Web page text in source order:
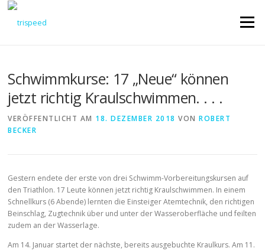
Direkt
Menü
Schwimmkurse: 17 „Neue“ können
jetzt richtig Kraulschwimmen. . . .
VERÖFFENTLICHT AM 18. DEZEMBER 2018 VONROBERT
BECKER
Gestern endete der erste von drei Schwimm-Vorbereitungskursen auf
den Triathlon. 17 Leute können jetzt richtig Kraulschwimmen. In einem
Schnellkurs (6 Abende) lernten die Einsteiger Atemtechnik, den richtigen
Beinschlag, Zugtechnik über und unter der Wasseroberfläche und feilten
zudem an der Wasserlage.
Am 14. Januar startet der nächste, bereits ausgebuchte Kraulkurs. Am 11.